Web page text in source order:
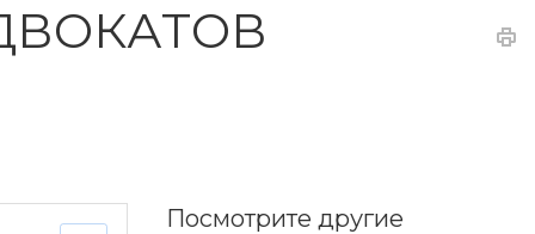
Посмотрите другие